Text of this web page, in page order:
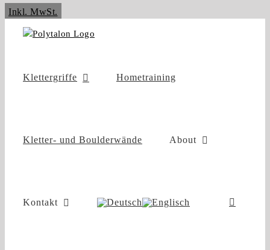
Inkl. MwSt.
springen
Klettergriffe Hometraining
Kletter- und Boulderwände About
Kontakt